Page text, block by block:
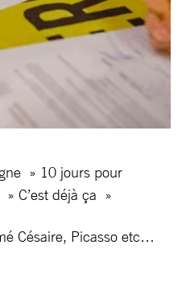
» 10 jours pour
C’est déjà ça »
Césaire, Picasso etc…